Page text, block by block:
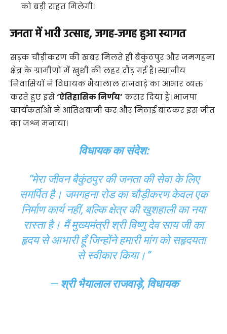
को बड़ी राहत मिलेगी।
जनता में भारी उत्साह, जगह-जगह हुआ स्वागत
​सड़क चौड़ीकरण की खबर मिलते ही बैकुंठपुर और जमगहना
क्षेत्र के ग्रामीणों में खुशी की लहर दौड़ गई है। स्थानीय
निवासियों ने विधायक भैयालाल राजवाड़े का आभार व्यक्त
करते हुए इसे‘ऐतिहासिक निर्णय’ करार दिया है। भाजपा
कार्यकर्ताओं ने आतिशबाजी कर और मिठाई बांटकर इस जीत
का जश्न मनाया।
विधायक का संदेश:
“मेरा जीवन बैकुंठपुर की जनता की सेवा के लिए
समर्पित है। जमगहना रोड का चौड़ीकरण केवल एक
निर्माण कार्य नहीं, बल्कि क्षेत्र की खुशहाली का नया
रास्ता है। मैं मुख्यमंत्री श्री विष्णु देव साय जी का
हृदय से आभारी हूँ जिन्होंने हमारी मांग को सहृदयता
से स्वीकार किया।”
— श्री भैयालाल राजवाड़े, विधायक